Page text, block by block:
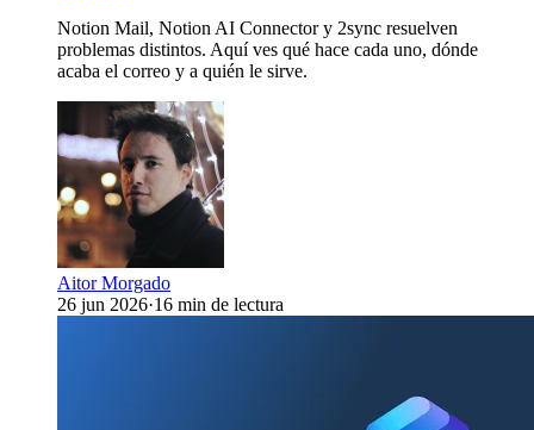
Notion Mail, Notion AI Connector y 2sync resuelven
problemas distintos. Aquí ves qué hace cada uno, dónde
acaba el correo y a quién le sirve.
Aitor Morgado
26 jun 2026·16 min de lectura